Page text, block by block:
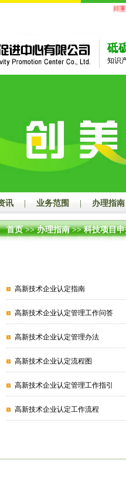
郑重
砥
知识
讯 业务范围 办理指南
首页>>办理指南>>科技项目
高新技术企业认定指南
高新技术企业认定管理工作问答
高新技术企业认定管理办法
高新技术企业认定流程图
高新技术企业认定管理工作指引
高新技术企业认定工作流程